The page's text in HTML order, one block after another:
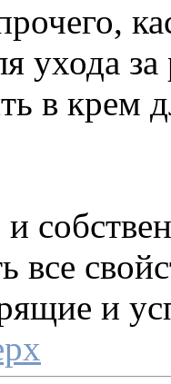
ухода
в крем
все
и